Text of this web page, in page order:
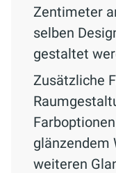
Zentimeter
selben
gestaltet
Zusätzliche
glänzendem
weiteren